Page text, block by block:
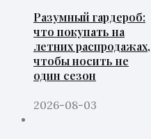
Разумный гардероб:
что покупать на
летних распродажах,
чтобы носить не
один сезон
2026-08-03